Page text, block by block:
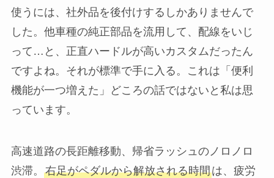
使うには、社外品を後付けするしかありませんで
した。他車種の純正部品を流用して、配線をいじ
って…と、正直ハードルが高いカスタムだったん
ですよね。それが標準で手に入る。これは「便利
機能が一つ増えた」どころの話ではないと私は思
っています。
高速道路の長距離移動、帰省ラッシュのノロノロ
渋滞。 右足がペダルから解放される時間は、疲労